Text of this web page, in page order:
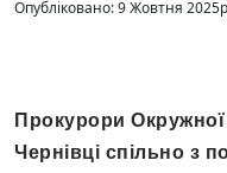
Опубліковано: 9 Жовтня
Прокурори
Чернівці спільно з